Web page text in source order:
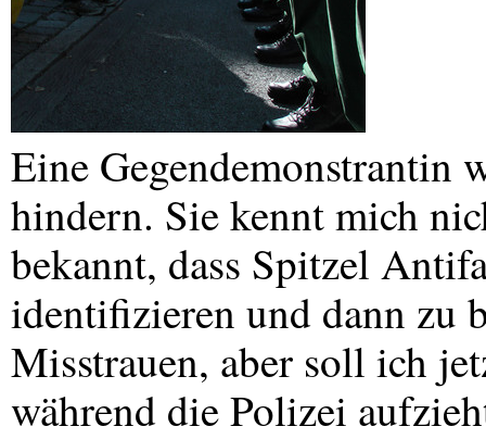
Eine Gegendemonstrantin
hindern. Sie kennt mich
bekannt, dass Spitzel
identifizieren und dann zu
Misstrauen, aber soll ich
während die Polizei